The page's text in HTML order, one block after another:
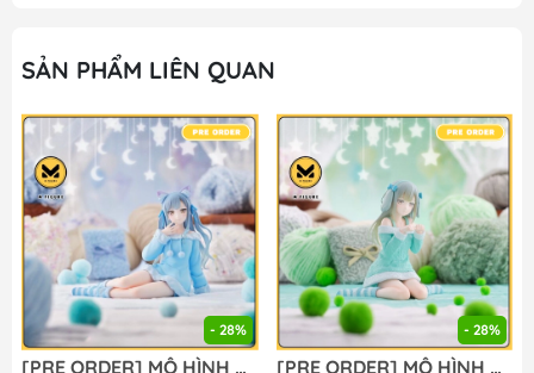
SẢN PHẨM LIÊN QUAN
- 28%
[PRE ORDER] MÔ HÌNH BanG Dream! - BanG Dream! Ave Mujica - Togawa Sakiko - Yumemirize - ～Pajama Party!～ (Sega Fave) FIGURE CHÍNH HÃNG
- 28%
[PRE ORDER] MÔ HÌNH BanG Dream! - BanG Dream! Ave Mujica - Wakaba Mutsumi - Yumemirize - ～Pajama Party!～ (Sega Fave) FIGURE CHÍNH HÃNG